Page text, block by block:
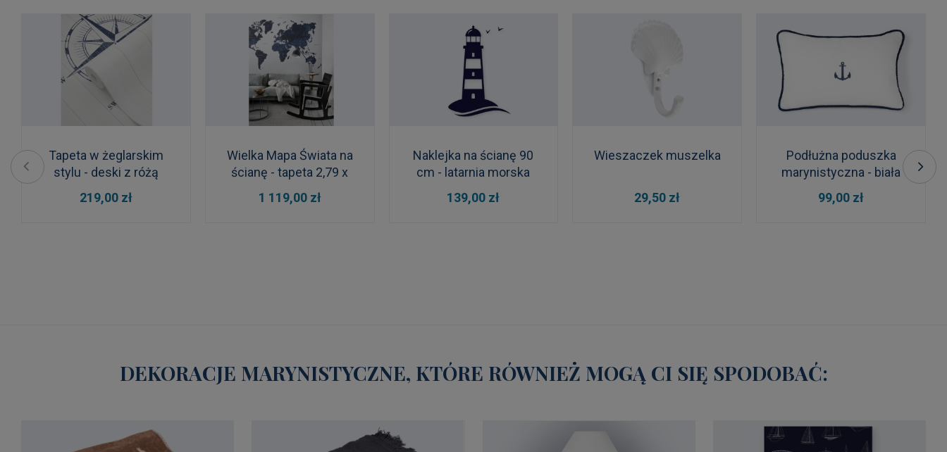
Tapeta w żeglarskim
stylu - deski z różą
219,00 zł
DO KOSZYKA
Wielka Mapa Świata na
ścianę - tapeta 2,79 x
1 119,00 zł
DO KOSZYKA
Naklejka na ścianę 90
cm - latarnia morska
139,00 zł
DO KOSZYKA
Wieszaczek muszelka
29,50 zł
DO KOSZYKA
Podłużna poduszka
marynistyczna - biała
99,00 zł
DO KOSZYKA
DEKORACJE MARYNISTYCZNE, KTÓRE RÓWNIEŻ MOGĄ CI SIĘ SPODOBAĆ: